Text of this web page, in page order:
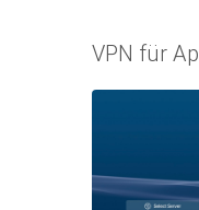
VPN für